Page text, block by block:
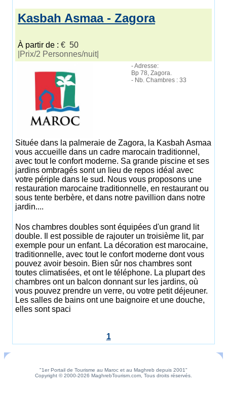
Kasbah Asmaa - Zagora
À partir de : € 50
|Prix/2 Personnes/nuit|
- Adresse:
Bp 78, Zagora.
- Nb. Chambres : 33
Située dans la palmeraie de Zagora, la Kasbah Asmaa
vous accueille dans un cadre marocain traditionnel,
avec tout le confort moderne. Sa grande piscine et ses
jardins ombragés sont un lieu de repos idéal avec
votre périple dans le sud. Nous vous proposons une
restauration marocaine traditionnelle, en restaurant ou
sous tente berbère, et dans notre pavillion dans notre
jardin....
Nos chambres doubles sont équipées d'un grand lit
double. Il est possible de rajouter un troisième lit, par
exemple pour un enfant. La décoration est marocaine,
traditionnelle, avec tout le confort moderne dont vous
pouvez avoir besoin. Bien sûr nos chambres sont
toutes climatisées, et ont le téléphone. La plupart des
chambres ont un balcon donnant sur les jardins, où
vous pouvez prendre un verre, ou votre petit déjeuner.
Les salles de bains ont une baignoire et une douche,
elles sont spaci
1
"1er Portail de Tourisme au Maroc et au Maghreb depuis 2001"
Copyright © 2000-2026 MaghrebTourism.com, Tous droits réservés.